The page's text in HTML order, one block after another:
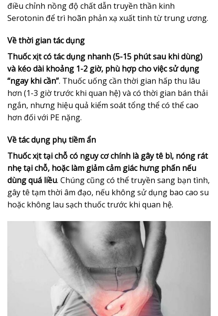
điều chỉnh nồng độ chất dẫn truyền thần kinh
Serotonin để trì hoãn phản xạ xuất tinh từ trung ương.
Về thời gian tác dụng
Thuốc xịt có tác dụng nhanh (5-15 phút sau khi dùng)
và kéo dài khoảng 1-2 giờ, phù hợp cho việc sử dụng
“ngay khi cần”. Thuốc uống cần thời gian hấp thu lâu
hơn (1-3 giờ trước khi quan hệ) và có thời gian bán thải
ngắn, nhưng hiệu quả kiểm soát tổng thể có thể cao
hơn đối với PE nặng.
Về tác dụng phụ tiềm ẩn
Thuốc xịt tại chỗ có nguy cơ chính là gây tê bì, nóng rát
nhẹ tại chỗ, hoặc làm giảm cảm giác hưng phấn nếu
dùng quá liều. Chúng cũng có thể truyền sang bạn tình,
gây tê tạm thời âm đạo, nếu không sử dụng bao cao su
hoặc không lau sạch thuốc trước khi quan hệ.